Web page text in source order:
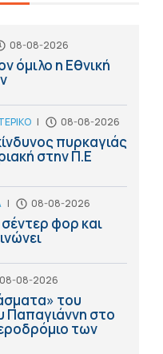
08-08-2026
όμιλο η Εθνική
| 08-08-2026
πυρκαγιάς
στην Π.Ε
| 08-08-2026
φορ και
08-08-2026
του
στο
των